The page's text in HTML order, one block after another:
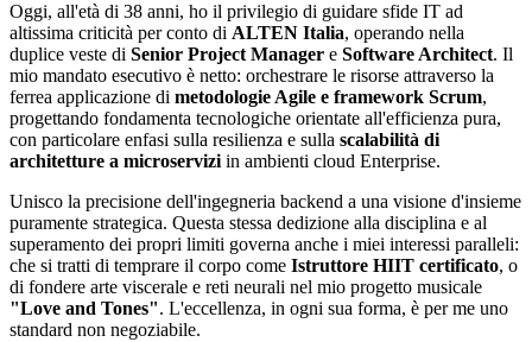
Oggi, all'età di 38 anni, ho il privilegio di guidare sfide IT ad
altissima criticità per conto di ALTEN Italia, operando nella
duplice veste di Senior Project Manager e Software Architect. Il
mio mandato esecutivo è netto: orchestrare le risorse attraverso la
ferrea applicazione di metodologie Agile e framework Scrum,
progettando fondamenta tecnologiche orientate all'efficienza pura,
con particolare enfasi sulla resilienza e sulla scalabilità di
architetture a microservizi in ambienti cloud Enterprise.
Unisco la precisione dell'ingegneria backend a una visione d'insieme
puramente strategica. Questa stessa dedizione alla disciplina e al
superamento dei propri limiti governa anche i miei interessi paralleli:
che si tratti di temprare il corpo come Istruttore HIIT certificato, o
di fondere arte viscerale e reti neurali nel mio progetto musicale
"Love and Tones". L'eccellenza, in ogni sua forma, è per me uno
standard non negoziabile.